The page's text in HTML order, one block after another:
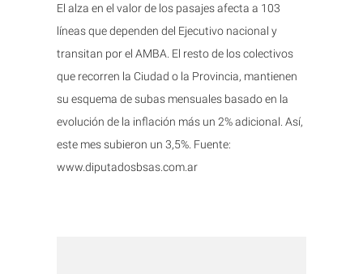
El alza en el valor de los pasajes afecta a 103
líneas que dependen del Ejecutivo nacional y
transitan por el AMBA. El resto de los colectivos
que recorren la Ciudad o la Provincia, mantienen
su esquema de subas mensuales basado en la
evolución de la inflación más un 2% adicional. Así,
este mes subieron un 3,5%. Fuente:
www.diputadosbsas.com.ar